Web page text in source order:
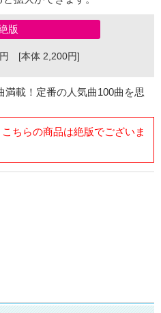
版
円 [本体 2,200円]
載！定番の人気曲100曲を思
ちらの商品は絶版でございま